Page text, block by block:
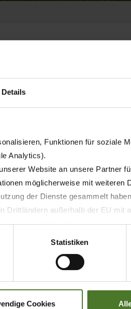
Details
Funktionen für soziale
Analytics).
Website an unsere Partner
möglicherweise mit weiteren
der Dienste gesammelt haben.
Drittländern außerhalb der EU mit
Zugriffen bzw. von
Statistiken
Cookies
Large square baler
BiG Pack HDP
1290 (VC)